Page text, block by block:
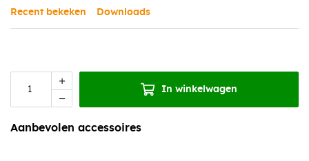
Recent bekeken
Downloads
In winkelwagen
Aanbevolen accessoires